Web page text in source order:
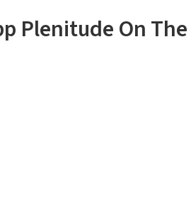
Plenitude On